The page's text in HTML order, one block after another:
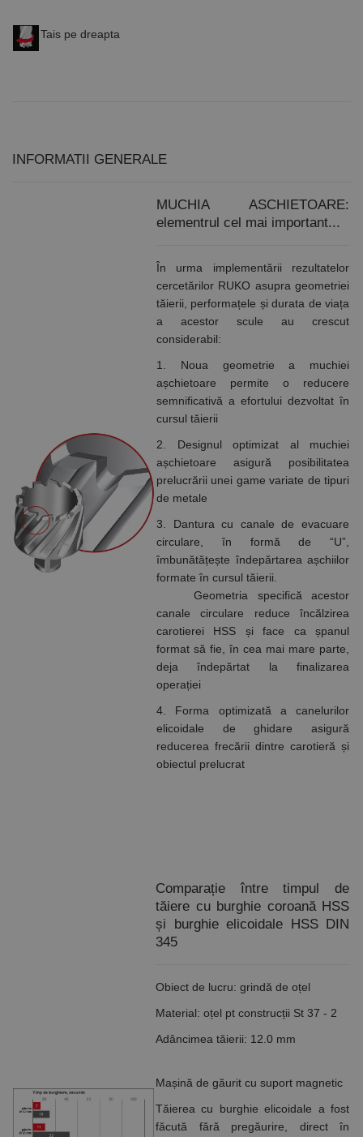
Tais pe dreapta
INFORMATII GENERALE
MUCHIA ASCHIETOARE:
elementrul cel mai important...
În urma implementării rezultatelor
cercetărilor RUKO asupra geometriei
tăierii, performațele și durata de viața
a acestor scule au crescut
considerabil:
1. Noua geometrie a muchiei
așchietoare permite o reducere
semnificativă a efortului dezvoltat în
cursul tăierii
2. Designul optimizat al muchiei
așchietoare asigură posibilitatea
prelucrării unei game variate de tipuri
de metale
3. Dantura cu canale de evacuare
circulare, în formă de “U”,
îmbunătățește îndepărtarea așchiilor
formate în cursul tăierii.
Geometria specifică acestor
canale circulare reduce încălzirea
carotierei HSS și face ca șpanul
format să fie, în cea mai mare parte,
deja îndepărtat la finalizarea
operației
4. Forma optimizată a canelurilor
elicoidale de ghidare asigură
reducerea frecării dintre carotieră și
obiectul prelucrat
Comparație între timpul de
tăiere cu burghie coroană HSS
și burghie elicoidale HSS DIN
345
Obiect de lucru: grindă de oțel
Material: oțel pt construcții St 37 - 2
Adâncimea tăierii: 12.0 mm
Mașină de găurit cu suport magnetic
Tăierea cu burghie elicoidale a fost
făcută fără pregăurire, direct în